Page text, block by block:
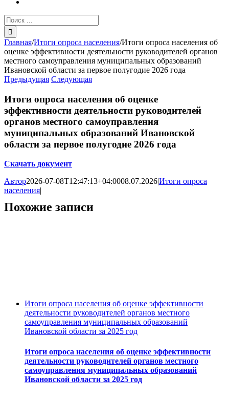
Результат
поиска:
Главная/Итоги опроса населения/Итоги опроса населения об
оценке эффективности деятельности руководителей органов
местного самоуправления муниципальных образований
Ивановской области за первое полугодие 2026 года
Предыдущая Следующая
Итоги опроса населения об оценке
эффективности деятельности руководителей
органов местного самоуправления
муниципальных образований Ивановской
области за первое полугодие 2026 года
Скачать документ
Автор2026-07-08T12:47:13+04:0008.07.2026|Итоги опроса
населения|
Похожие записи
Итоги опроса населения об оценке эффективности
деятельности руководителей органов местного
самоуправления муниципальных образований
Ивановской области за 2025 год
Итоги опроса населения об оценке эффективности
деятельности руководителей органов местного
самоуправления муниципальных образований
Ивановской области за 2025 год